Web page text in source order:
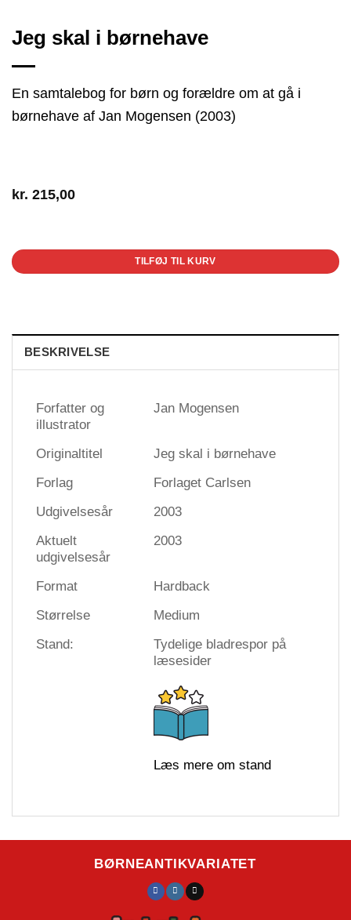
Jeg skal i børnehave
En samtalebog for børn og forældre om at gå i
børnehave af Jan Mogensen (2003)
kr. 215,00
TILFØJ TIL KURV
BESKRIVELSE
Forfatter og
illustrator
Jan Mogensen
Originaltitel
Jeg skal i børnehave
Forlag
Forlaget Carlsen
Udgivelsesår
2003
Aktuelt
udgivelsesår
2003
Format
Hardback
Størrelse
Medium
Stand:
Tydelige bladrespor på
læsesider
Læs mere om stand
BØRNEANTIKVARIATET